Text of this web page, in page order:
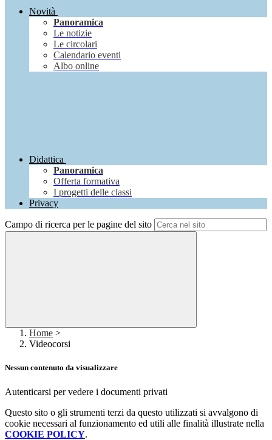
Novità
Panoramica
Le notizie
Le circolari
Calendario eventi
Albo online
Didattica
Panoramica
Offerta formativa
I progetti delle classi
Privacy
Campo di ricerca per le pagine del sito
Home >
Videocorsi
Nessun contenuto da visualizzare
Autenticarsi per vedere i documenti privati
Questo sito o gli strumenti terzi da questo utilizzati si avvalgono di
cookie necessari al funzionamento ed utili alle finalità illustrate nella
COOKIE POLICY.